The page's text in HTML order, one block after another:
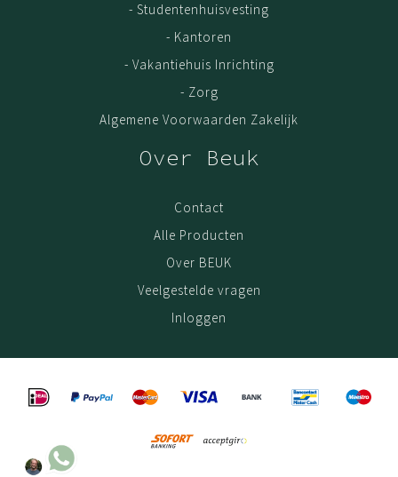
- Studentenhuisvesting
- Kantoren
- Vakantiehuis Inrichting
- Zorg
Algemene Voorwaarden Zakelijk
Over Beuk
Contact
Alle Producten
Over BEUK
Veelgestelde vragen
Inloggen